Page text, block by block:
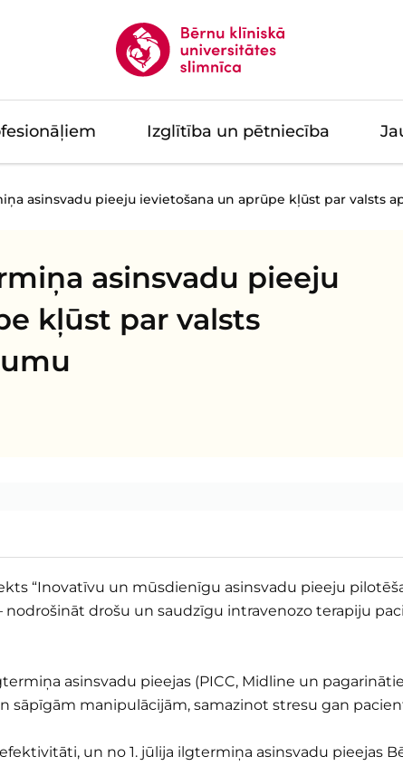
Izglītība un pētniecība
asinsvadu pieeju ievietošana un aprūpe kļūst par valsts
asinsvadu pieeju
kļūst par valsts
“Inovatīvu un mūsdienīgu asinsvadu pieeju
drošu un saudzīgu intravenozo terapiju
asinsvadu pieejas (PICC, Midline un
sāpīgām manipulācijām, samazinot stresu gan
un no 1. jūlija ilgtermiņa asinsvadu pieejas